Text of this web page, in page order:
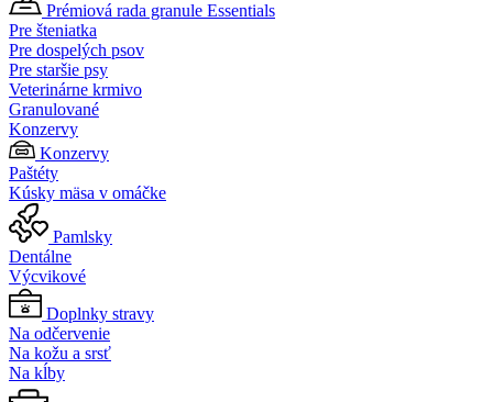
Prémiová rada granule Essentials
Pre šteniatka
Pre dospelých psov
Pre staršie psy
Veterinárne krmivo
Granulované
Konzervy
Konzervy
Paštéty
Kúsky mäsa v omáčke
Pamlsky
Dentálne
Výcvikové
Doplnky stravy
Na odčervenie
Na kožu a srsť
Na kĺby